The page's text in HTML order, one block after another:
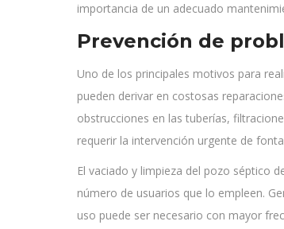
importancia de un adecuado
Prevención de
Uno de los principales motivos para
pueden derivar en costosas
obstrucciones en las tuberías,
requerir la intervención urgente de
El vaciado y limpieza del pozo séptico
número de usuarios que lo empleen.
uso puede ser necesario con mayor